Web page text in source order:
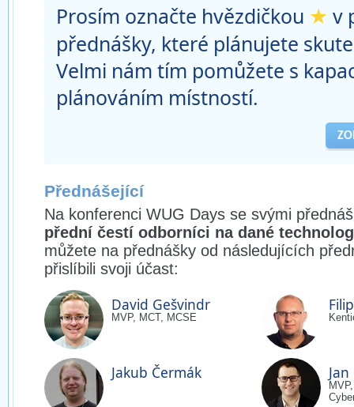
Prosím označte hvězdičkou ★ v
přednášky, které plánujete
Velmi nám tím pomůžete s
plánováním místností.
Přednášející
Na konferenci WUG Days se svými
přední čestí odborníci na dané
můžete na přednášky od následujících
přislíbili svoji účast:
David Gešvindr
MVP, MCT, MCSE
Jakub Čermák